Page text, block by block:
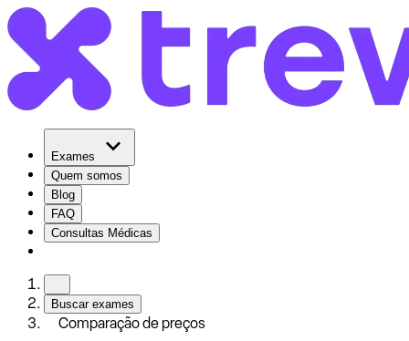
Exames
Quem somos
Blog
FAQ
Consultas Médicas
Buscar exames
Comparação de preços